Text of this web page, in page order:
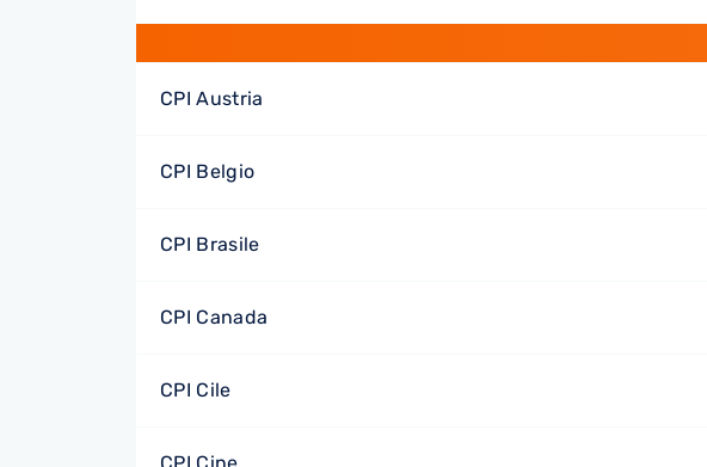
CPI Austria
CPI Belgio
CPI Brasile
CPI Canada
CPI Cile